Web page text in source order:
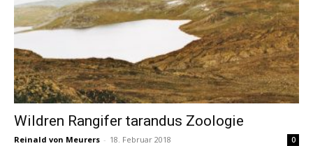
Wildren Rangifer tarandus Zoologie
Reinald von Meurers - 18. Februar 2018 0